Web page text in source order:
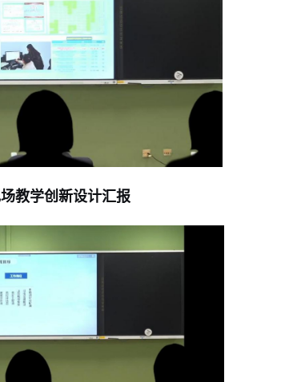
教学创新设计汇报